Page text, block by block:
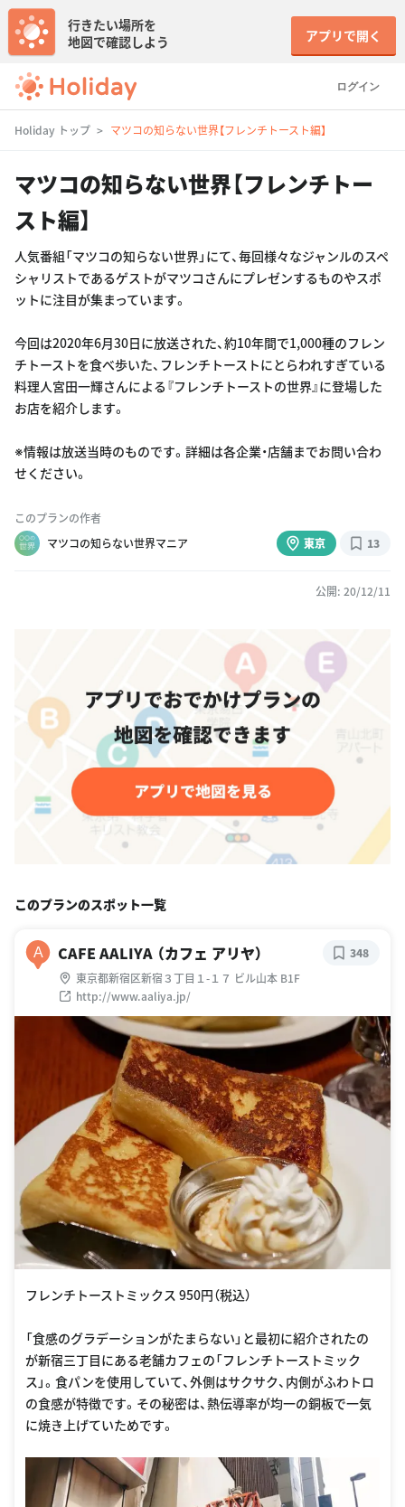
ログイン
行きたい場所を
地図で確認しよう
アプリで開く
Holiday トップ マツコの知らない世界【フレンチトースト編】
マツコの知らない世界【フレンチトー
スト編】
人気番組「マツコの知らない世界」にて、毎回様々なジャンルのスペ
シャリストであるゲストがマツコさんにプレゼンするものやスポ
ットに注目が集まっています。
今回は2020年6月30日に放送された、約10年間で1,000種のフレン
チトーストを食べ歩いた、フレンチトーストにとらわれすぎている
料理人宮田一輝さんによる『フレンチトーストの世界』に登場した
お店を紹介します。
※情報は放送当時のものです。詳細は各企業・店舗までお問い合わ
せください。
このプランの作者
マツコの知らない世界マニア
東京 13
公開: 20/12/11
このプランのスポット一覧
A CAFE AALIYA （カフェ アリヤ）
東京都新宿区新宿３丁目１-１７ ビル山本 B1F
http://www.aaliya.jp/
348
フレンチトーストミックス 950円（税込）
「食感のグラデーションがたまらない」と最初に紹介されたの
が新宿三丁目にある老舗カフェの「フレンチトーストミック
ス」。食パンを使用していて、外側はサクサク、内側がふわトロ
の食感が特徴です。その秘密は、熱伝導率が均一の銅板で一気
に焼き上げていためです。